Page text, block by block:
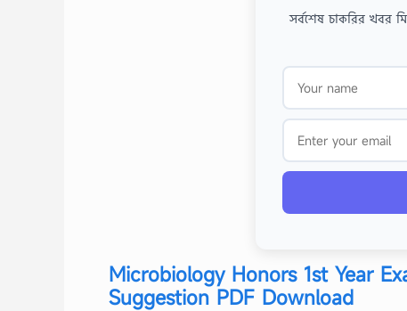
সর্বশেষ চাকরির খবর
Microbiology Honors 1st Year
Suggestion PDF Download